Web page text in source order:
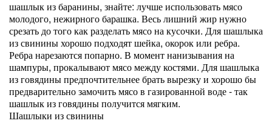
шашлык из баранины, знайте: лучше использовать мясо
молодого, нежирного барашка. Весь лишний жир нужно
срезать до того как разделать мясо на кусочки. Для шашлыка
из свинины хорошо подходят шейка, окорок или ребра.
Ребра нарезаются попарно. В момент нанизывания на
шампуры, прокалывают мясо между костями. Для шашлыка
из говядины предпочтительнее брать вырезку и хорошо бы
предварительно замочить мясо в газированной воде - так
шашлык из говядины получится мягким.
Шашлыки из свинины